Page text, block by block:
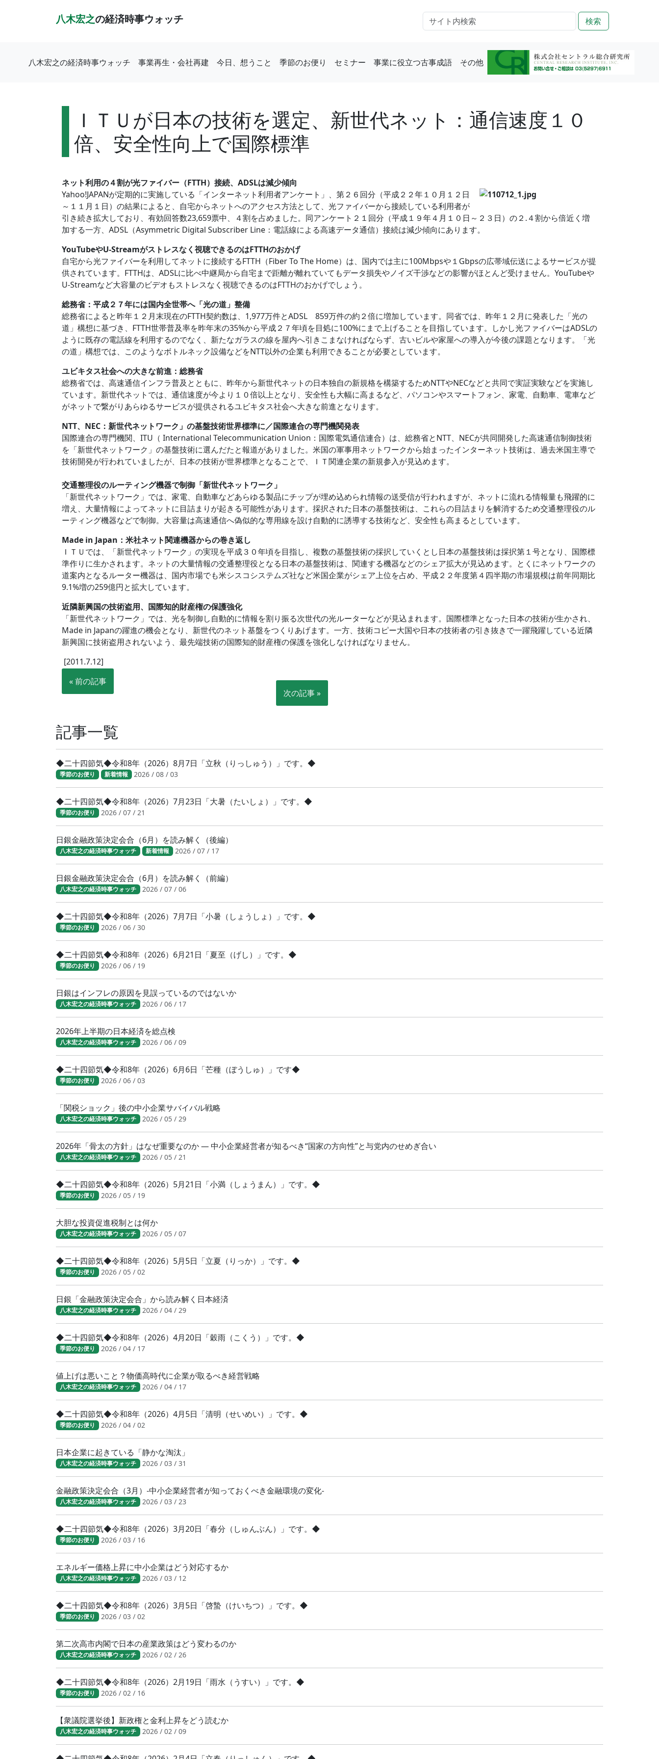
八木宏之の経済時事ウォッチ 検索
八木宏之の経済時事ウォッチ 事業再生・会社再建 今日、想うこと 季節のお便り セミナー 事業に役立つ古事成語 その他
ＩＴＵが日本の技術を選定、新世代ネット：通信速度１０
倍、安全性向上で国際標準
ネット利用の４割が光ファイバー（FTTH）接続、ADSLは減少傾向
Yahoo!JAPANが定期的に実施している「インターネット利用者アンケート」、第２６回分（平成２２年１０月１２日
～１１月１日）の結果によると、自宅からネットへのアクセス方法として、光ファイバーから接続している利用者が
引き続き拡大しており、有効回答数23,659票中、４割を占めました。同アンケート２１回分（平成１９年４月１０日～２３日）の２.４割から倍近く増
加する一方、ADSL（Asymmetric Digital Subscriber Line：電話線による高速データ通信）接続は減少傾向にあります。
YouTubeやU-Streamがストレスなく視聴できるのはFTTHのおかげ
自宅から光ファイバーを利用してネットに接続するFTTH（Fiber To The Home）は、国内では主に100Mbpsや１Gbpsの広帯域伝送によるサービスが提
供されています。FTTHは、ADSLに比べ中継局から自宅まで距離が離れていてもデータ損失やノイズ干渉などの影響がほとんど受けません。YouTubeや
U-Streamなど大容量のビデオもストレスなく視聴できるのはFTTHのおかげでしょう。
総務省：平成２７年には国内全世帯へ「光の道」整備
総務省によると昨年１２月末現在のFTTH契約数は、1,977万件とADSL 859万件の約２倍に増加しています。同省では、昨年１２月に発表した「光の
道」構想に基づき、FTTH世帯普及率を昨年末の35%から平成２７年頃を目処に100%にまで上げることを目指しています。しかし光ファイバーはADSLの
ように既存の電話線を利用するのでなく、新たなガラスの線を屋内へ引きこまなければならず、古いビルや家屋への導入が今後の課題となります。「光
の道」構想では、このようなボトルネック設備などをNTT以外の企業も利用できることが必要としています。
ユビキタス社会への大きな前進：総務省
総務省では、高速通信インフラ普及とともに、昨年から新世代ネットの日本独自の新規格を構築するためNTTやNECなどと共同で実証実験などを実施し
ています。新世代ネットでは、通信速度が今より１０倍以上となり、安全性も大幅に高まるなど、パソコンやスマートフォン、家電、自動車、電車など
がネットで繋がりあらゆるサービスが提供されるユビキタス社会へ大きな前進となります。
NTT、NEC：新世代ネットワーク」の基盤技術世界標準に／国際連合の専門機関発表
国際連合の専門機関、ITU（ International Telecommunication Union：国際電気通信連合）は、総務省とNTT、NECが共同開発した高速通信制御技術
を「新世代ネットワーク」の基盤技術に選んだたと報道がありました。米国の軍事用ネットワークから始まったインターネット技術は、過去米国主導で
技術開発が行われていましたが、日本の技術が世界標準となることで、ＩＴ関連企業の新規参入が見込めます。
交通整理役のルーティング機器で制御「新世代ネットワーク」
「新世代ネットワーク」では、家電、自動車などあらゆる製品にチップが埋め込められ情報の送受信が行われますが、ネットに流れる情報量も飛躍的に
増え、大量情報によってネットに目詰まりが起きる可能性があります。採択された日本の基盤技術は、これらの目詰まりを解消するため交通整理役のル
ーティング機器などで制御。大容量は高速通信へ偽似的な専用線を設け自動的に誘導する技術など、安全性も高まるとしています。
Made in Japan：米社ネット関連機器からの巻き返し
ＩＴＵでは、「新世代ネットワーク」の実現を平成３０年頃を目指し、複数の基盤技術の採択していくとし日本の基盤技術は採択第１号となり、国際標
準作りに生かされます。ネットの大量情報の交通整理役となる日本の基盤技術は、関連する機器などのシェア拡大が見込めます。とくにネットワークの
道案内となるルーター機器は、国内市場でも米シスコシステムズ社など米国企業がシェア上位を占め、平成２２年度第４四半期の市場規模は前年同期比
9.1%増の259億円と拡大しています。
近隣新興国の技術盗用、国際知的財産権の保護強化
「新世代ネットワーク」では、光を制御し自動的に情報を割り振る次世代の光ルーターなどが見込まれます。国際標準となった日本の技術が生かされ、
Made in Japanの躍進の機会となり、新世代のネット基盤をつくりあげます。一方、技術コピー大国や日本の技術者の引き抜きで一躍飛躍している近隣
新興国に技術盗用されないよう、最先端技術の国際知的財産権の保護を強化しなければなりません。
[2011.7.12]
« 前の記事
次の記事 »
記事一覧
◆二十四節気◆令和8年（2026）8月7日「立秋（りっしゅう）」です。◆
季節のお便り 新着情報 2026 / 08 / 03
◆二十四節気◆令和8年（2026）7月23日「大暑（たいしょ）」です。◆
季節のお便り 2026 / 07 / 21
日銀金融政策決定会合（6月）を読み解く（後編）
八木宏之の経済時事ウォッチ 新着情報 2026 / 07 / 17
日銀金融政策決定会合（6月）を読み解く（前編）
八木宏之の経済時事ウォッチ 2026 / 07 / 06
◆二十四節気◆令和8年（2026）7月7日「小暑（しょうしょ）」です。◆
季節のお便り 2026 / 06 / 30
◆二十四節気◆令和8年（2026）6月21日「夏至（げし）」です。◆
季節のお便り 2026 / 06 / 19
日銀はインフレの原因を見誤っているのではないか
八木宏之の経済時事ウォッチ 2026 / 06 / 17
2026年上半期の日本経済を総点検
八木宏之の経済時事ウォッチ 2026 / 06 / 09
◆二十四節気◆令和8年（2026）6月6日「芒種（ぼうしゅ）」です◆
季節のお便り 2026 / 06 / 03
「関税ショック」後の中小企業サバイバル戦略
八木宏之の経済時事ウォッチ 2026 / 05 / 29
2026年「骨太の方針」はなぜ重要なのか ― 中小企業経営者が知るべき“国家の方向性”と与党内のせめぎ合い
八木宏之の経済時事ウォッチ 2026 / 05 / 21
◆二十四節気◆令和8年（2026）5月21日「小満（しょうまん）」です。◆
季節のお便り 2026 / 05 / 19
大胆な投資促進税制とは何か
八木宏之の経済時事ウォッチ 2026 / 05 / 07
◆二十四節気◆令和8年（2026）5月5日「立夏（りっか）」です。◆
季節のお便り 2026 / 05 / 02
日銀「金融政策決定会合」から読み解く日本経済
八木宏之の経済時事ウォッチ 2026 / 04 / 29
◆二十四節気◆令和8年（2026）4月20日「穀雨（こくう）」です。◆
季節のお便り 2026 / 04 / 17
値上げは悪いこと？物価高時代に企業が取るべき経営戦略
八木宏之の経済時事ウォッチ 2026 / 04 / 17
◆二十四節気◆令和8年（2026）4月5日「清明（せいめい）」です。◆
季節のお便り 2026 / 04 / 02
日本企業に起きている「静かな淘汰」
八木宏之の経済時事ウォッチ 2026 / 03 / 31
金融政策決定会合（3月）-中小企業経営者が知っておくべき金融環境の変化-
八木宏之の経済時事ウォッチ 2026 / 03 / 23
◆二十四節気◆令和8年（2026）3月20日「春分（しゅんぶん）」です。◆
季節のお便り 2026 / 03 / 16
エネルギー価格上昇に中小企業はどう対応するか
八木宏之の経済時事ウォッチ 2026 / 03 / 12
◆二十四節気◆令和8年（2026）3月5日「啓蟄（けいちつ）」です。◆
季節のお便り 2026 / 03 / 02
第二次高市内閣で日本の産業政策はどう変わるのか
八木宏之の経済時事ウォッチ 2026 / 02 / 26
◆二十四節気◆令和8年（2026）2月19日「雨水（うすい）」です。◆
季節のお便り 2026 / 02 / 16
【衆議院選挙後】新政権と金利上昇をどう読むか
八木宏之の経済時事ウォッチ 2026 / 02 / 09